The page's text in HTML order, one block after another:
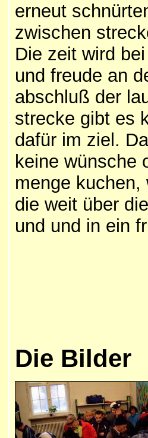
erneut
zwischen
Die zeit wird
und freude an
abschluß der
strecke gibt es
dafür im ziel.
keine wünsche
menge
die weit über
und und in ein
Die Bilder